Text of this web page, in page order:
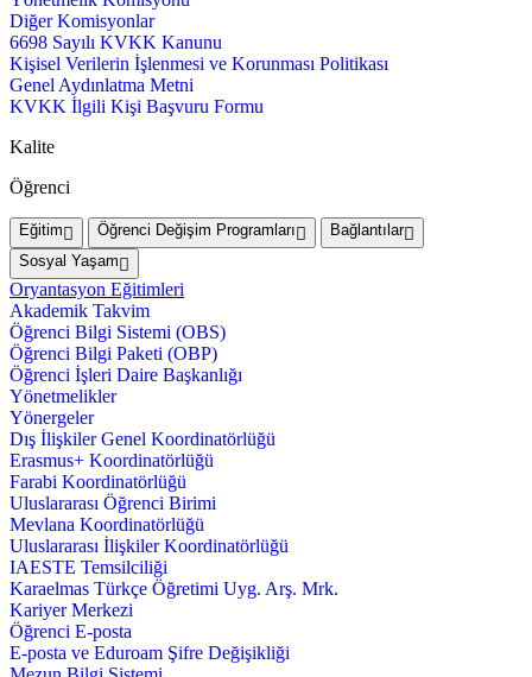
Diğer Komisyonlar
6698 Sayılı KVKK Kanunu
Kişisel Verilerin İşlenmesi ve Korunması Politikası
Genel Aydınlatma Metni
KVKK İlgili Kişi Başvuru Formu
Kalite
Öğrenci
Eğitim Öğrenci Değişim Programları
Bağlantılar
Sosyal Yaşam
Oryantasyon Eğitimleri
Akademik Takvim
Öğrenci Bilgi Sistemi (OBS)
Öğrenci Bilgi Paketi (OBP)
Öğrenci İşleri Daire Başkanlığı
Yönetmelikler
Yönergeler
Dış İlişkiler Genel Koordinatörlüğü
Erasmus+ Koordinatörlüğü
Farabi Koordinatörlüğü
Uluslararası Öğrenci Birimi
Mevlana Koordinatörlüğü
Uluslararası İlişkiler Koordinatörlüğü
IAESTE Temsilciliği
Karaelmas Türkçe Öğretimi Uyg. Arş. Mrk.
Kariyer Merkezi
Öğrenci E-posta
E-posta ve Eduroam Şifre Değişikliği